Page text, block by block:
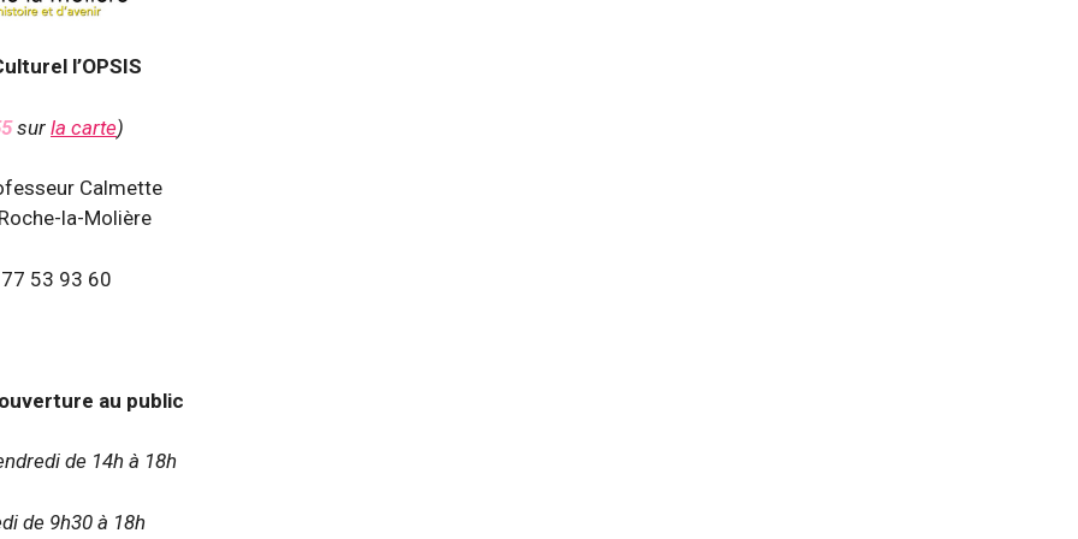
l’OPSIS
sur la carte)
Calmette
la-Molière
53 93 60
au public
de 14h à 18h
de 9h30 à 18h